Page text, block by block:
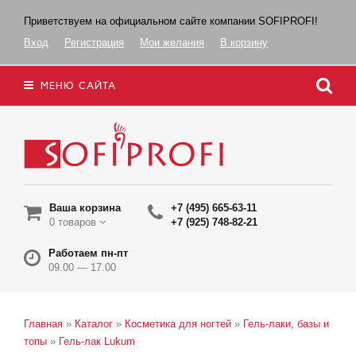
Приветствуем на официальном сайте компании SOFIPROFI!
Вход
Регистрация Мои желания В корзину
МЕНЮ САЙТА
Ваша корзина
0 товаров
+7 (495) 665-63-11
+7 (925) 748-82-21
Работаем пн-пт
09.00 — 17.00
Главная » Каталог » Косметика для ногтей » Гель-лаки, базы и
топы » Гель-лак Lukum